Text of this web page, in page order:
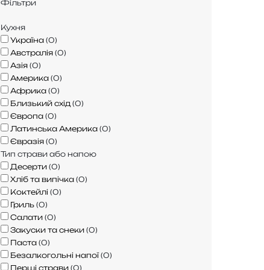
Фільтри
Кухня
Україна (0)
Австралія (0)
Азія (0)
Америка (0)
Африка (0)
Близький схід (0)
Європа (0)
Латинська Америка (0)
Євразія (0)
Тип страви або напою
Десерти (0)
Хліб та випічка (0)
Коктейлі (0)
Гриль (0)
Салати (0)
Закуски та снеки (0)
Паста (0)
Безалкогольні напої (0)
Перші страви (0)